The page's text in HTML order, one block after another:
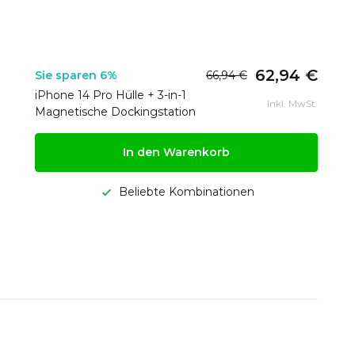
Sie sparen 6% 66,94 € 62,94 €
iPhone 14 Pro Hülle + 3-in-1
Magnetische Dockingstation
Inkl. MwSt.
In den Warenkorb
Beliebte Kombinationen